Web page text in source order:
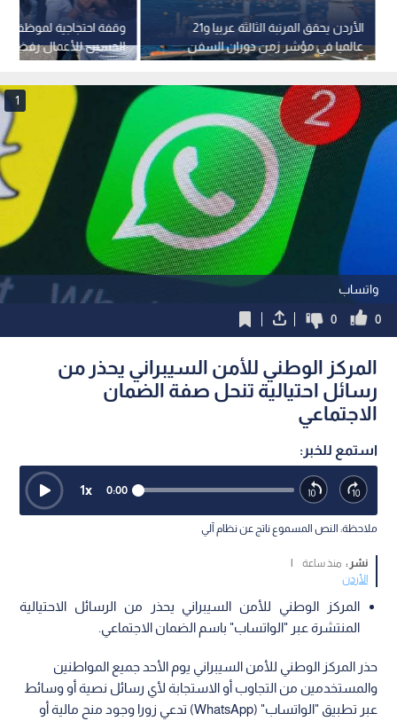
وقفة احتجاجية لموظفي
الحسين للأعمال رفضا
على مواقف السيارات
الأردن يحقق المرتبة الثالثة عربيا و21
عالميا في مؤشر زمن دوران السفن
بالموانئ
واتساب
1
0
0
المركز الوطني للأمن السيبراني يحذر من
رسائل احتيالية تنحل صفة الضمان
الاجتماعي
استمع للخبر:
0:00
1x
ملاحظة: النص المسموع ناتج عن نظام آلي
نشر : منذ ساعة
|
الأردن
المركز الوطني للأمن السيبراني يحذر من الرسائل الاحتيالية
المنتشرة عبر "الواتساب" باسم الضمان الاجتماعي.
حذر المركز الوطني للأمن السيبراني يوم الأحد جميع المواطنين
والمستخدمين من التجاوب أو الاستجابة لأي رسائل نصية أو وسائط
عبر تطبيق "الواتساب" (WhatsApp) تدعي زورا وجود منح مالية أو